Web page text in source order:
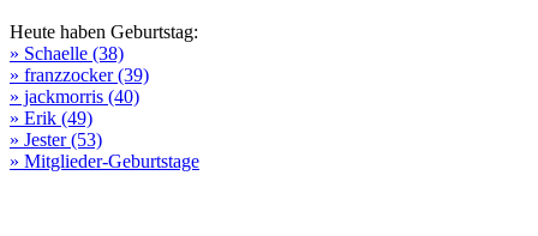
Heute haben Geburtstag:
» Schaelle (38)
» franzzocker (39)
» jackmorris (40)
» Erik (49)
» Jester (53)
» Mitglieder-Geburtstage